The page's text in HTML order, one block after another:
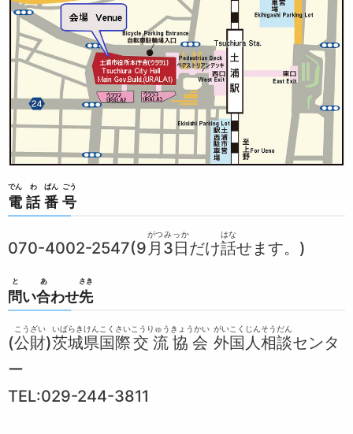
電
でん
話
わ
番
ばん
号
ごう
070-4002-2547(9 月
がつ
3日
みっか
だけ話
はな
せます。)
問
と
い合
あ
わせ先
さき
(公
こう
財
ざい
)茨城県
いばらきけん
国際
こくさい
交流
こうりゅう
協会
きょうかい
外国人
がいこくじん
相談
そうだん
センタ
ー
TEL:029-244-3811